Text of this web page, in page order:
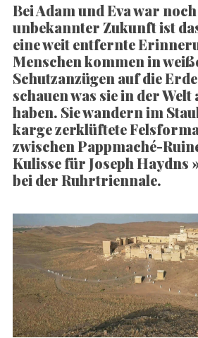
Bei Adam und Eva war
unbekannter Zukunft ist
eine weit entfernte
Menschen kommen in
Schutzanzügen auf die
schauen was sie in der
haben. Sie wandern im
karge zerklüftete
zwischen Pappmaché-
Kulisse für Joseph Haydns
bei der Ruhrtriennale.